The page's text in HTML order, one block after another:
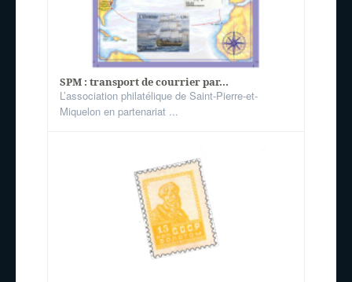
SPM : transport de courrier par...
L’association philatélique de Saint-Pierre-et-
Miquelon en partenariat ...